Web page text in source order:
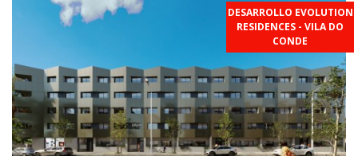
DESARROLLO EVOLUTION
RESIDENCES - VILA DO
CONDE